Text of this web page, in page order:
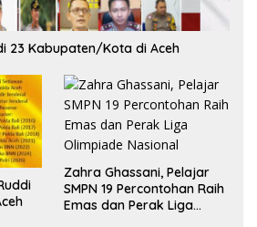
23 Kabupaten/Kota di Aceh
Zahra Ghassani, Pelajar
SMPN 19 Percontohan Raih
Emas dan Perak Liga